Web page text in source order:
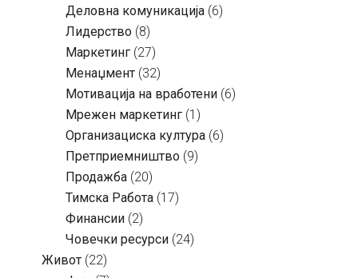
Деловна комуникација (6)
Лидерство (8)
Маркетинг (27)
Менаџмент (32)
Мотивација на вработени (6)
Мрежен маркетинг (1)
Организациска култура (6)
Претприемништво (9)
Продажба (20)
Тимска Работа (17)
Финансии (2)
Човечки ресурси (24)
Живот (22)